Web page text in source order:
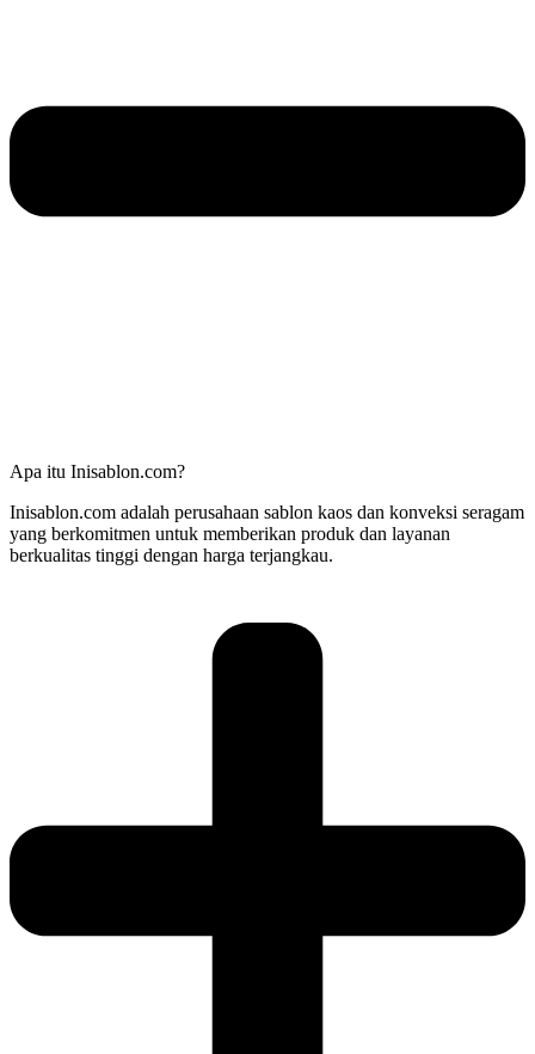
Apa itu Inisablon.com?
Inisablon.com adalah perusahaan sablon kaos dan konveksi seragam
yang berkomitmen untuk memberikan produk dan layanan
berkualitas tinggi dengan harga terjangkau.